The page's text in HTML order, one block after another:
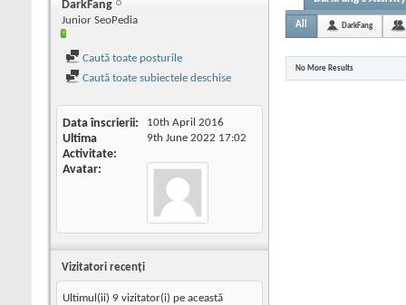
DarkFang
Junior SeoPedia
Caută toate posturile
Caută toate subiectele deschise
Data înscrierii 10th April 2016
Ultima
Activitate
9th June 2022 17:02
Avatar
Vizitatori recenţi
Ultimul(ii) 9 vizitator(i) pe această
All DarkFang
No More Results